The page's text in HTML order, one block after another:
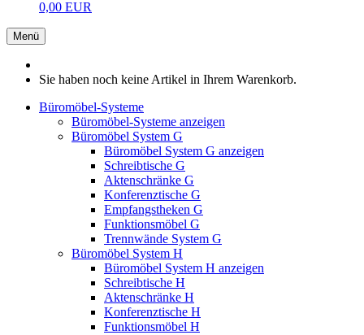
0,00 EUR
Menü
Sie haben noch keine Artikel in Ihrem Warenkorb.
Büromöbel-Systeme
Büromöbel-Systeme anzeigen
Büromöbel System G
Büromöbel System G anzeigen
Schreibtische G
Aktenschränke G
Konferenztische G
Empfangstheken G
Funktionsmöbel G
Trennwände System G
Büromöbel System H
Büromöbel System H anzeigen
Schreibtische H
Aktenschränke H
Konferenztische H
Funktionsmöbel H